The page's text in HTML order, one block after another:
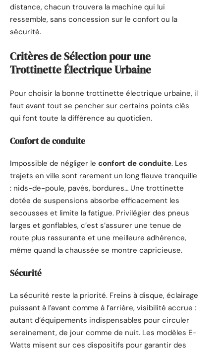
distance, chacun trouvera la machine qui lui
ressemble, sans concession sur le confort ou la
sécurité.
Critères de Sélection pour une
Trottinette Électrique Urbaine
Pour choisir la bonne trottinette électrique urbaine, il
faut avant tout se pencher sur certains points clés
qui font toute la différence au quotidien.
Confort de conduite
Impossible de négliger le confort de conduite. Les
trajets en ville sont rarement un long fleuve tranquille
: nids-de-poule, pavés, bordures… Une trottinette
dotée de suspensions absorbe efficacement les
secousses et limite la fatigue. Privilégier des pneus
larges et gonflables, c’est s’assurer une tenue de
route plus rassurante et une meilleure adhérence,
même quand la chaussée se montre capricieuse.
Sécurité
La sécurité reste la priorité. Freins à disque, éclairage
puissant à l’avant comme à l’arrière, visibilité accrue :
autant d’équipements indispensables pour circuler
sereinement, de jour comme de nuit. Les modèles E-
Watts misent sur ces dispositifs pour garantir des